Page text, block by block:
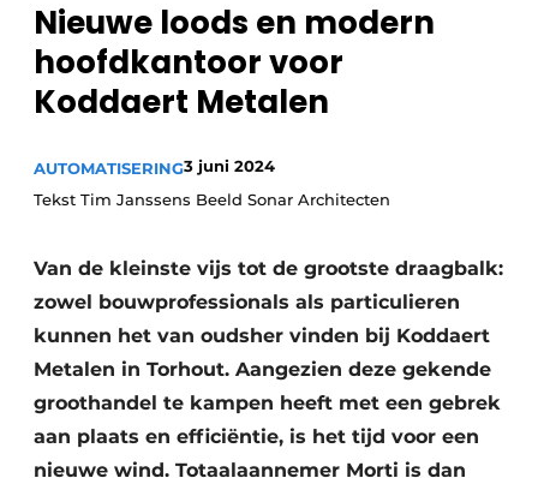
Nieuwe loods en modern
hoofdkantoor voor
Koddaert Metalen
AUTOMATISERING3 juni 2024
Tekst Tim Janssens Beeld Sonar Architecten
Van de kleinste vijs tot de grootste draagbalk:
zowel bouwprofessionals als particulieren
kunnen het van oudsher vinden bij Koddaert
Metalen in Torhout. Aangezien deze gekende
groothandel te kampen heeft met een gebrek
aan plaats en efficiëntie, is het tijd voor een
nieuwe wind. Totaalaannemer Morti is dan